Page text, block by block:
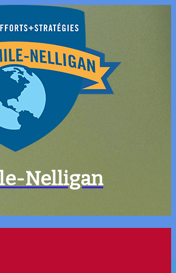
Nelligan